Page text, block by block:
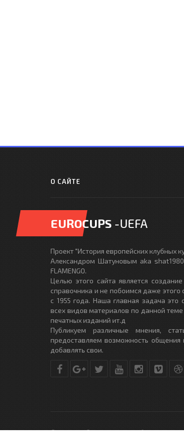
О САЙТЕ
EUROCUPS -UEFA
Проект "История европейских клубных
Александром Шатуновым aka
FLAMENGO.
Целью этого сайта является
справочника и не побоимся даже этого
с 1955 года. Наша главная задача
всех видов материалов по данной
печатных изданий ит.д
Публикуем различные мнения,
предоставляем возможность
добавлять свои.
© Copyright © 2010-2017. Разработано